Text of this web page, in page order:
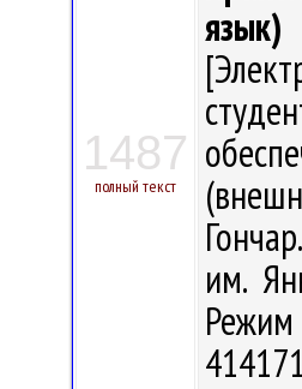
1487
полный текст
язык)
им.